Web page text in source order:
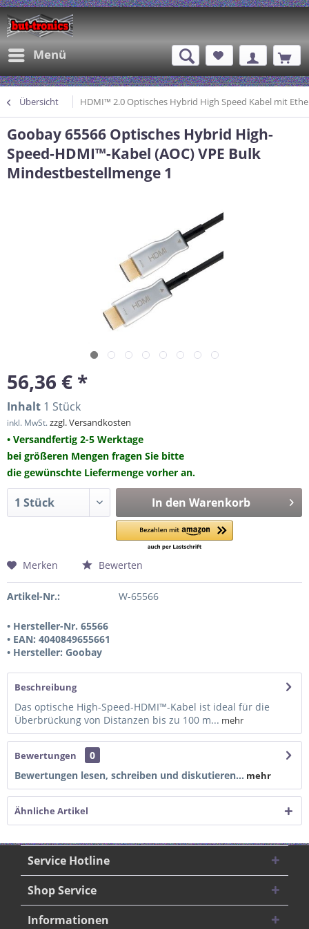
Menü
Übersicht HDMI™ 2.0 Optisches Hybrid High Speed Kabel mit
Goobay 65566 Optisches Hybrid High-
Speed-HDMI™-Kabel (AOC) VPE Bulk
Mindestbestellmenge 1
56,36 € *
Inhalt 1 Stück
inkl. MwSt.zzgl. Versandkosten
• Versandfertig 2-5 Werktage
bei größeren Mengen fragen Sie bitte
die gewünschte Liefermenge vorher an.
In den Warenkorb
Merken Bewerten
Artikel-Nr.: W-65566
• Hersteller-Nr. 65566
• EAN: 4040849655661
• Hersteller: Goobay
Beschreibung
Das optische High-Speed-HDMI™-Kabel ist ideal für die
Überbrückung von Distanzen bis zu 100 m... mehr
Bewertungen
0
Bewertungen lesen, schreiben und diskutieren... mehr
Ähnliche Artikel
Service Hotline
Shop Service
Informationen